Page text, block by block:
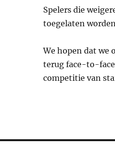
Spelers die
toegelaten
We hopen dat we
terug face-to-face
competitie van